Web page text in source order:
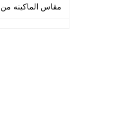
مقاس الماكينه من